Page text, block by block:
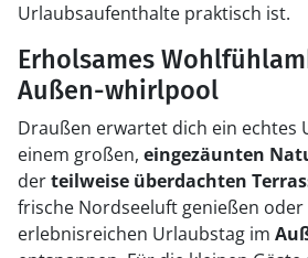
Urlaubsaufenthalte praktisch ist.
Erholsames
Außen-whirlpool
Draußen erwartet dich ein echtes
einem großen, eingezäunten
derteilweise überdachten
frische Nordseeluft genießen oder
erlebnisreichen Urlaubstag im